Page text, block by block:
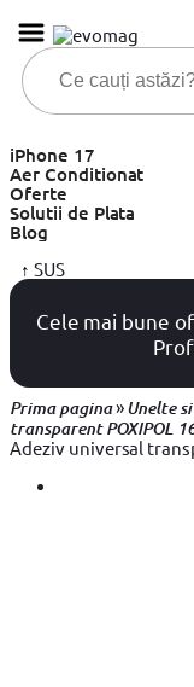
iPhone 17
Aer Conditionat
Oferte
Solutii de Plata
Blog
↑ SUS
Cele mai bune
Prima pagina»Unelte
transparent POXIPOL
Adeziv universal